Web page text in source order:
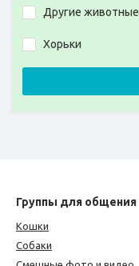
Другие животные
Хорьки
Группы для общения
Кошки
Собаки